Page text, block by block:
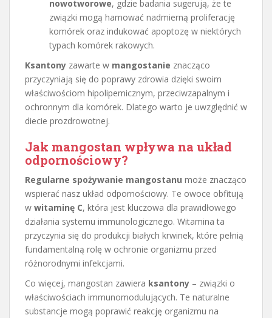
nowotworowe, gdzie badania sugerują, że te
związki mogą hamować nadmierną proliferację
komórek oraz indukować apoptozę w niektórych
typach komórek rakowych.
Ksantony zawarte w mangostanie znacząco
przyczyniają się do poprawy zdrowia dzięki swoim
właściwościom hipolipemicznym, przeciwzapalnym i
ochronnym dla komórek. Dlatego warto je uwzględnić w
diecie prozdrowotnej.
Jak mangostan wpływa na układ
odpornościowy?
Regularne spożywanie mangostanu może znacząco
wspierać nasz układ odpornościowy. Te owoce obfitują
w witaminę C, która jest kluczowa dla prawidłowego
działania systemu immunologicznego. Witamina ta
przyczynia się do produkcji białych krwinek, które pełnią
fundamentalną rolę w ochronie organizmu przed
różnorodnymi infekcjami.
Co więcej, mangostan zawiera ksantony – związki o
właściwościach immunomodulujących. Te naturalne
substancje mogą poprawić reakcję organizmu na